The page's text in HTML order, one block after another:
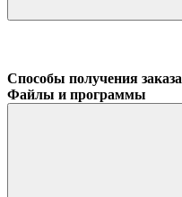
Способы получения заказа
Файлы и программы